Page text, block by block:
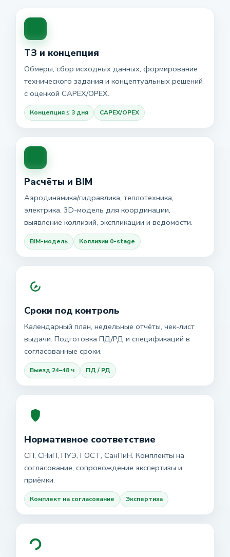
ТЗ и концепция
Обмеры, сбор исходных данных, формирование
технического задания и концептуальных решений
с оценкой CAPEX/OPEX.
Концепция ≤ 3 дня CAPEX/OPEX
Расчёты и BIM
Аэродинамика/гидравлика, теплотехника,
электрика. 3D-модель для координации,
выявление коллизий, экспликации и ведомости.
BIM-модель Коллизии 0-stage
Сроки под контроль
Календарный план, недельные отчёты, чек-лист
выдачи. Подготовка ПД/РД и спецификаций в
согласованные сроки.
Выезд 24–48 ч ПД / РД
Нормативное соответствие
СП, СНиП, ПУЭ, ГОСТ, СанПиН. Комплекты на
согласование, сопровождение экспертизы и
приёмки.
Комплект на согласование Экспертиза